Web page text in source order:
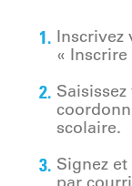
Inscrivez
«
scolaire.
Signez